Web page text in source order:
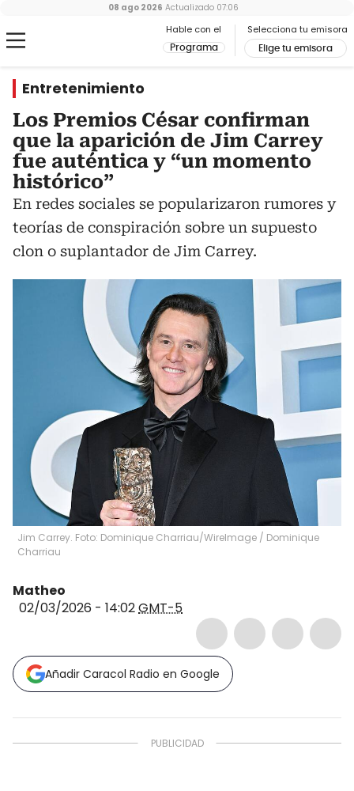
Hable con el
Programa
Selecciona tu emisora
Elige tu emisora
08 ago 2026 Actualizado 07:06
Entretenimiento
Los Premios César confirman
que la aparición de Jim Carrey
fue auténtica y “un momento
histórico”
En redes sociales se popularizaron rumores y
teorías de conspiración sobre un supuesto
clon o suplantador de Jim Carrey.
Jim Carrey. Foto: Dominique Charriau/WireImage / Dominique
Charriau
Matheo
02/03/2026 - 14:02GMT-5
Añadir Caracol Radio en Google